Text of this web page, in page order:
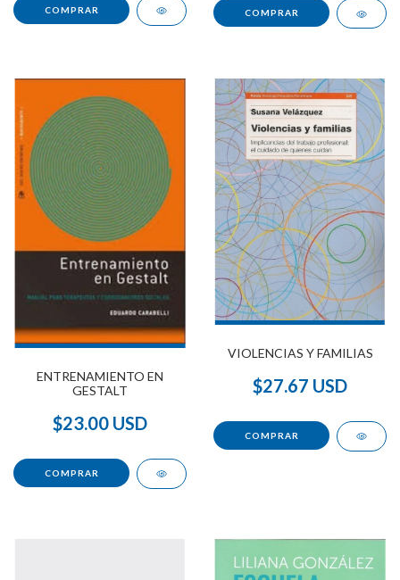
ENTRENAMIENTO EN
GESTALT
$23.00 USD
VIOLENCIAS Y FAMILIAS
$27.67 USD